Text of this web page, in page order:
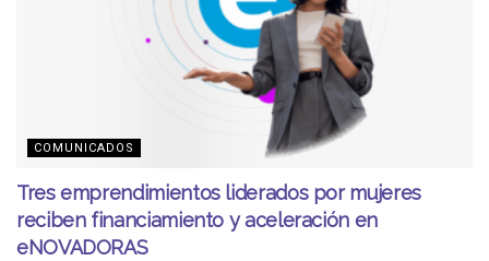
COMUNICADOS
Tres emprendimientos liderados por mujeres
reciben financiamiento y aceleración en
eNOVADORAS